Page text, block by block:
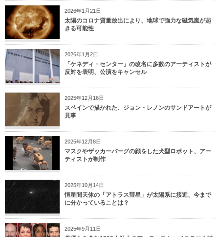
2026年1月21日
太陽のコロナ質量放出により、地球で強力な磁気嵐が起
きる可能性
2026年1月2日
「ケネディ・センター」の改名に多数のアーティストが
反対を表明、公演をキャンセル
2025年12月16日
スペインで描かれた、ジョン・レノンのサンドアートが
見事
2025年12月8日
マスクやザッカーバーグの顔をした犬型ロボット、アー
ティストが制作
2025年10月14日
恒星間天体の「アトラス彗星」が太陽系に接近、今まで
に分かっていることは？
2025年9月11日